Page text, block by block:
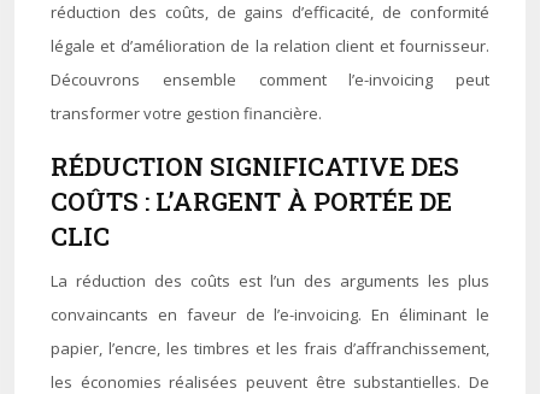
réduction des coûts, de gains d’efficacité, de conformité
légale et d’amélioration de la relation client et fournisseur.
Découvrons ensemble comment l’e-invoicing peut
transformer votre gestion financière.
RÉDUCTION SIGNIFICATIVE DES
COÛTS : L’ARGENT À PORTÉE DE
CLIC
La réduction des coûts est l’un des arguments les plus
convaincants en faveur de l’e-invoicing. En éliminant le
papier, l’encre, les timbres et les frais d’affranchissement,
les économies réalisées peuvent être substantielles. De